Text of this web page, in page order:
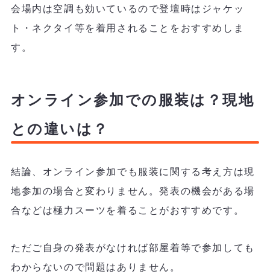
会場内は空調も効いているので登壇時はジャケッ
ト・ネクタイ等を着用されることをおすすめしま
す。
オンライン参加での服装は？現地
との違いは？
結論、オンライン参加でも服装に関する考え方は現
地参加の場合と変わりません。発表の機会がある場
合などは極力スーツを着ることがおすすめです。
ただご自身の発表がなければ部屋着等で参加しても
わからないので問題はありません。